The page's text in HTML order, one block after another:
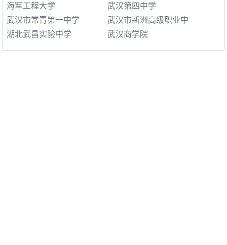
海军工程大学
武汉第四中学
武汉市常青第一中学
武汉市新洲高级职业中
湖北武昌实验中学
武汉商学院